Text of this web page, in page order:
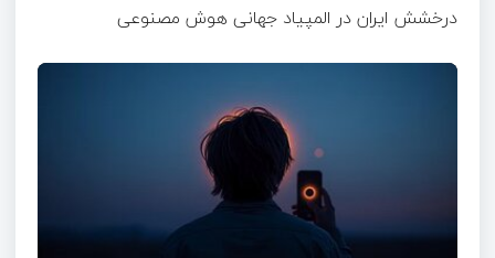
درخشش ایران در المپیاد جهانی هوش مصنوعی